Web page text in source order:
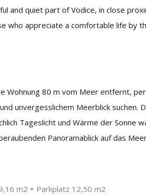
and quiet part of Vodice, in close
who appreciate a comfortable life by
Wohnung 80 m vom Meer entfernt,
unvergesslichem Meerblick suchen.
Tageslicht und Wärme der Sonne
Panoramablick auf das
m2 + Parkplatz 12,50 m2